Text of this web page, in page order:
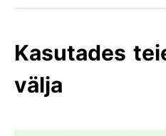
Kasutades
välja